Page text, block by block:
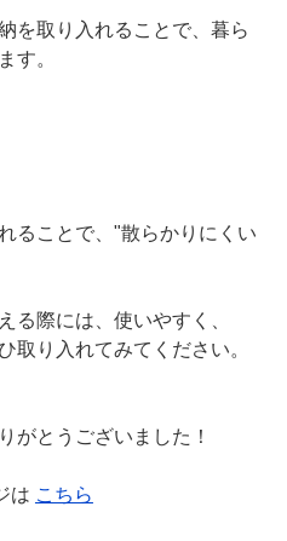
を取り入れることで、暮ら
す。
ることで、"散らかりにくい
る際には、使いやすく、
取り入れてみてください。
がとうございました！
は こちら